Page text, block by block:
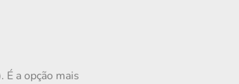
a opção mais